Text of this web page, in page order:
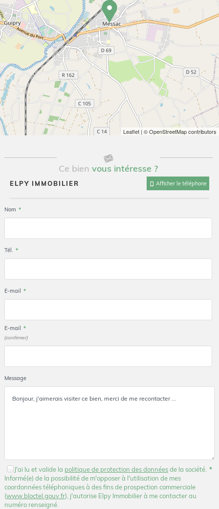
Leaflet | © OpenStreetMap contributors
Ce bienvous intéresse ?
ELPY IMMOBILIER Afficher le téléphone
Nom *
Tél. *
E-mail *
E-mail *
(confirmer)
Message
J'ai lu et valide la politique de protection des donnéesde la société. *
Informé(e) de la possibilité de m'opposer à l'utilisation de mes
coordonnées téléphoniques à des fins de prospection commerciale
(www.bloctel.gouv.fr), j'autorise Elpy Immobilier à me contacter au
numéro renseigné.